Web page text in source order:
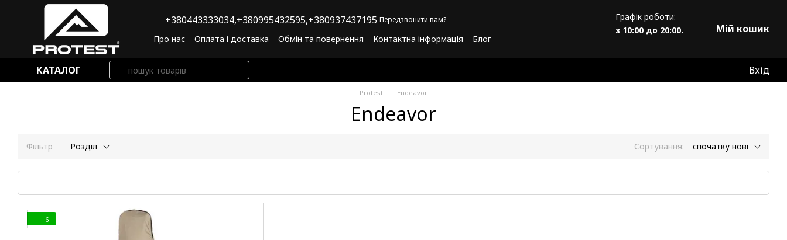
Перейти до основного контенту
+380443333034,+380995432595,+380937437195 Передзвонити вам?
Про нас Оплата і доставка Обмін та повернення Контактна інформація
Блог
Графік роботи:
з 10:00 до 20:00.
Мій кошик
КАТАЛОГ Вхід
Protest Endeavor
Endeavor
Фільтр Розділ Сортування: спочатку нові
6